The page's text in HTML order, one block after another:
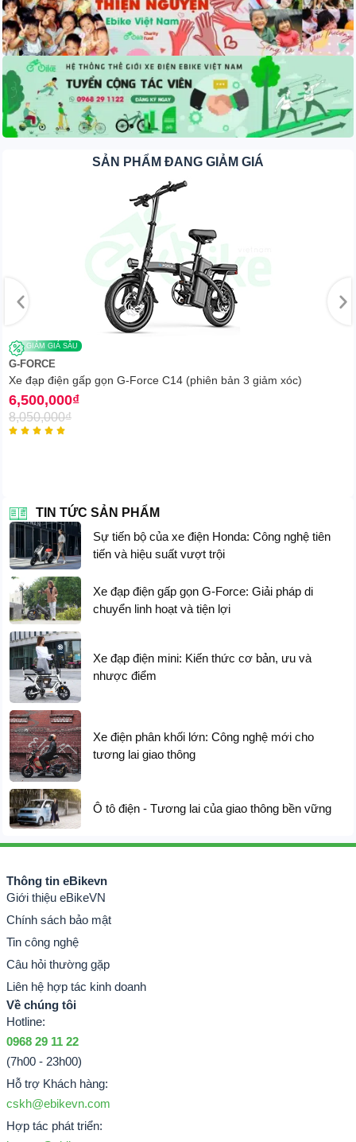
cho chiều cao kiêm tốn, giúp điều khiển xe một cách thoả
mái và linh hoạt.
Coswheel T16được trang bị khối Pin lithium 18650 / 20AH
cho quãng đường di chuyển 60-70km/1 lần sạc và tốc độ tối
đa ~45km/h.
Hộp Số SHIMANO 7 Tốc Độ
CoswheelT16 được trang bị đầy đủ hộp số Shimano 7 cấp
độ giúp bạn lái xe êm ái và leo dốc dễ dàng trên những
đoạn đường dốc.
SẢN PHẨM ĐANG GIẢM GIÁ
GIẢM GIÁ SÂU
G-FORCE
Xe đạp điện gấp gọn G-Force C14 (phiên bản 3 giảm xóc)
8,050,000₫
6,500,000₫
    
TIN TỨC SẢN PHẨM
Sự tiến bộ của xe điện Honda: Công nghệ tiên
tiến và hiệu suất vượt trội
Xe đạp điện gấp gọn G-Force: Giải pháp di
chuyển linh hoạt và tiện lợi
Xe đạp điện mini: Kiến thức cơ bản, ưu và
nhược điểm
Xe điện phân khối lớn: Công nghệ mới cho
tương lai giao thông
Ô tô điện - Tương lai của giao thông bền vững
Thông tin eBikevn
Giới thiệu eBikeVN
Chính sách bảo mật
Tin công nghệ
Câu hỏi thường gặp
Liên hệ hợp tác kinh doanh
Về chúng tôi
Hotline:
0968 29 11 22
(7h00 - 23h00)
Hỗ trợ Khách hàng:
cskh@ebikevn.com
Hợp tác phát triển: